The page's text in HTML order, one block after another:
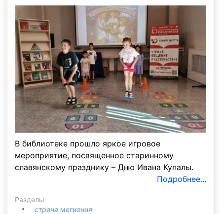
В библиотеке прошло яркое игровое
мероприятие, посвященное старинному
славянскому празднику – Дню Ивана Купалы.
Подробнее...
Разделы
страна мегиония